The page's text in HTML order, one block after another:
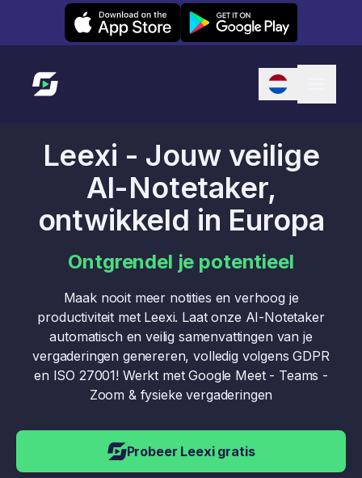
Leexi on iOS Leexi on Android
Link naar startpagina
Leexi - Jouw veilige
AI-Notetaker,
ontwikkeld in Europa
Ontgrendel je potentieel
Maak nooit meer notities en verhoog je
productiviteit met Leexi. Laat onze AI-Notetaker
automatisch en veilig samenvattingen van je
vergaderingen genereren, volledig volgens GDPR
en ISO 27001! Werkt met Google Meet - Teams -
Zoom & fysieke vergaderingen
Probeer Leexi gratis